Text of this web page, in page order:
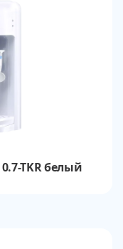
TKR белый